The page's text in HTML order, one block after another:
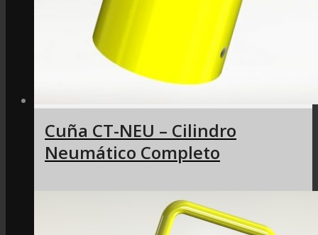
Cuña CT-NEU – Cilindro
Neumático Completo